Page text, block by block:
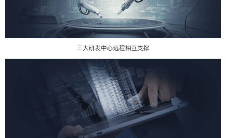
三大研发中心远程相互支撑